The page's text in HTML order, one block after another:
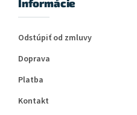
Informácie
Odstúpiť od zmluvy
Doprava
Platba
Kontakt